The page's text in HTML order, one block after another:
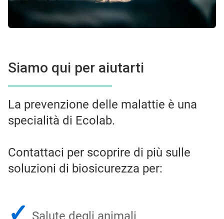
Siamo qui per aiutarti
La prevenzione delle malattie è una
specialità di Ecolab.
Contattaci per scoprire di più sulle
soluzioni di biosicurezza per:
✓ Salute degli animali